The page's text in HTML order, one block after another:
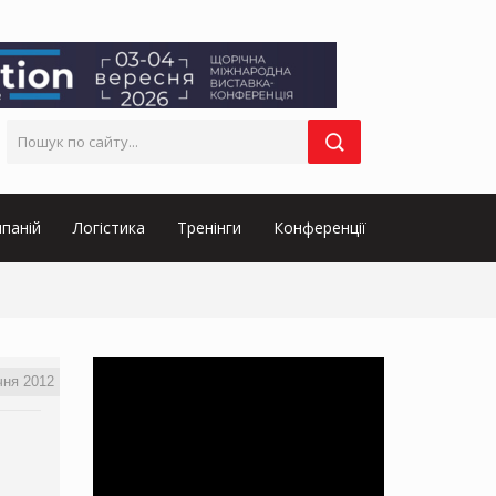
Логістика Тренінги Конференції
2012